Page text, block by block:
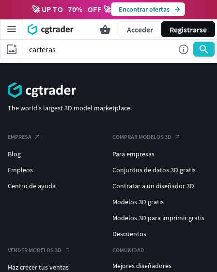
🚀 UP TO 70% OFF 🚀 Encontrar ofertas
Acceder Registrarse
The world's largest 3D model marketplace.
EMPRESA
Blog
Empleos
Centro de ayuda
COMPRAR MODELOS 3D
Para empresas
Conjuntos de datos 3D gratis
Contratar a un diseñador 3D
Modelos 3D gratis
Modelos 3D para imprimir gratis
Descuentos
VENDER MODELOS 3D
Haz crecer tus ventas
COMUNIDAD
Mejores diseñadores